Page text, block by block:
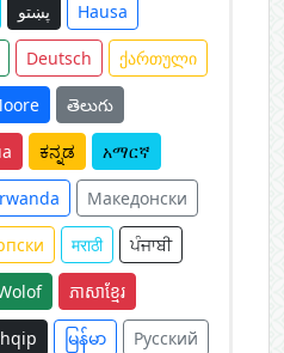
پښتو Hausa
Deutsch ქართული
తెలుగు
ಕನ್ನಡ አማርኛ
Македонски
मराठी ਪੰਜਾਬੀ
ភាសាខ្មែរ
မြန်မာ Русский